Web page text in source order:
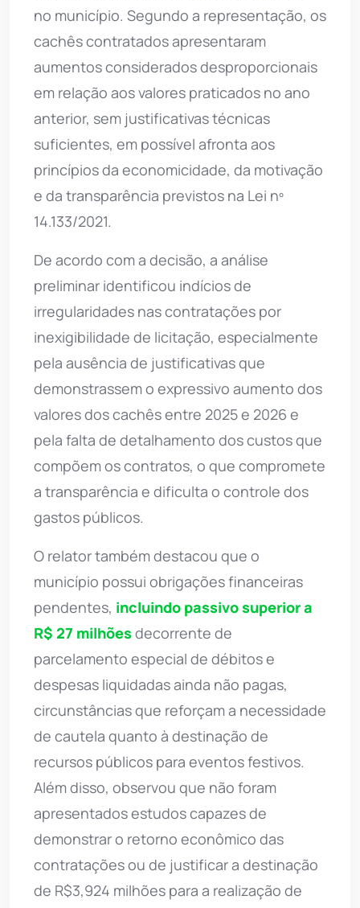
no município. Segundo a representação, os
cachês contratados apresentaram
aumentos considerados desproporcionais
em relação aos valores praticados no ano
anterior, sem justificativas técnicas
suficientes, em possível afronta aos
princípios da economicidade, da motivação
e da transparência previstos na Lei nº
14.133/2021.
De acordo com a decisão, a análise
preliminar identificou indícios de
irregularidades nas contratações por
inexigibilidade de licitação, especialmente
pela ausência de justificativas que
demonstrassem o expressivo aumento dos
valores dos cachês entre 2025 e 2026 e
pela falta de detalhamento dos custos que
compõem os contratos, o que compromete
a transparência e dificulta o controle dos
gastos públicos.
O relator também destacou que o
município possui obrigações financeiras
pendentes, incluindo passivo superior a
R$ 27 milhões decorrente de
parcelamento especial de débitos e
despesas liquidadas ainda não pagas,
circunstâncias que reforçam a necessidade
de cautela quanto à destinação de
recursos públicos para eventos festivos.
Além disso, observou que não foram
apresentados estudos capazes de
demonstrar o retorno econômico das
contratações ou de justificar a destinação
de R$3,924 milhões para a realização de